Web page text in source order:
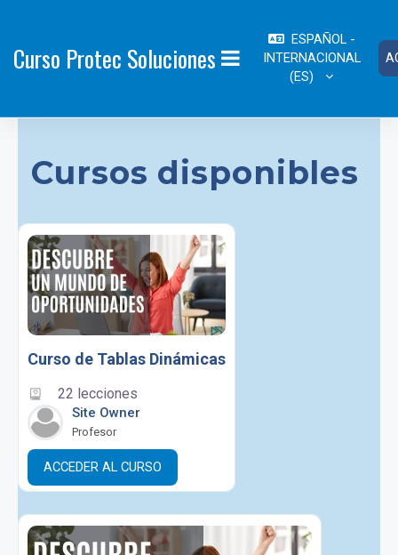
Curso Protec Soluciones PANEL LATERAL
ESPAÑOL -
INTERNACIONAL
‎(ES)‎
Cursos disponibles
Curso de Tablas Dinámicas
22 lecciones
Site Owner
Profesor
ACCEDER AL CURSO